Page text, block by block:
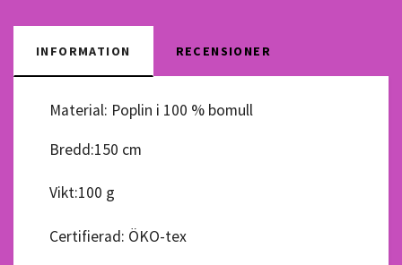
INFORMATION RECENSIONER
Material: Poplin i 100 % bomull
Bredd:150 cm
Vikt:100 g
Certifierad: ÖKO-tex